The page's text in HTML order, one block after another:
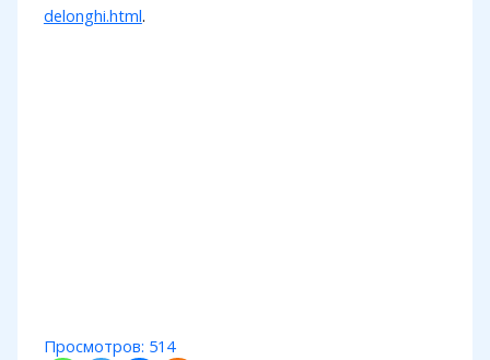
delonghi.html.
Просмотров: 514